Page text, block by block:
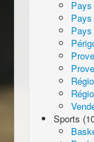
Sports